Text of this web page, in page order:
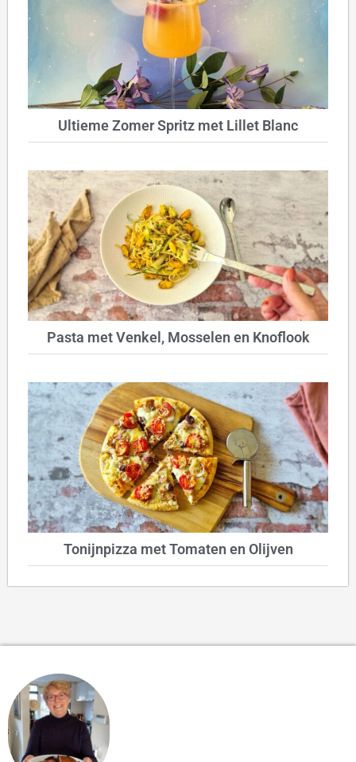
Ultieme Zomer Spritz met Lillet Blanc
Pasta met Venkel, Mosselen en Knoflook
Tonijnpizza met Tomaten en Olijven